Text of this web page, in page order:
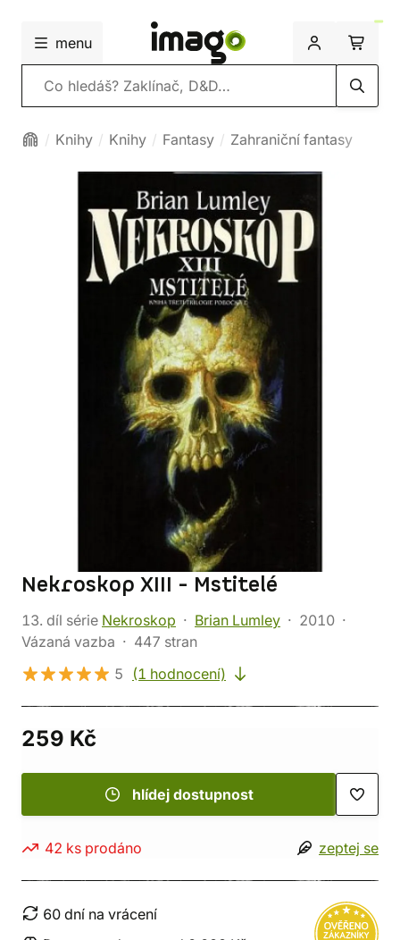
menu
Vyhledávání
Knihy Knihy Fantasy Zahraniční fantasy
Nekroskop XIII - Mstitelé
13. díl série Nekroskop Brian Lumley
2010
Vázaná vazba
447 stran
5
(1 hodnocení)
259 Kč
hlídej dostupnost
42 ks prodáno zeptej se
60 dní na vrácení